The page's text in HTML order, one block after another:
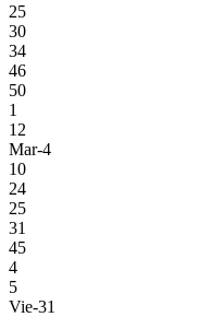
25
30
34
46
50
1
12
Mar-4
10
24
25
31
45
4
5
Vie-31